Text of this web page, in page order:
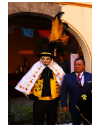
para
parejas
San
Valentín:
Guía
completa
2026